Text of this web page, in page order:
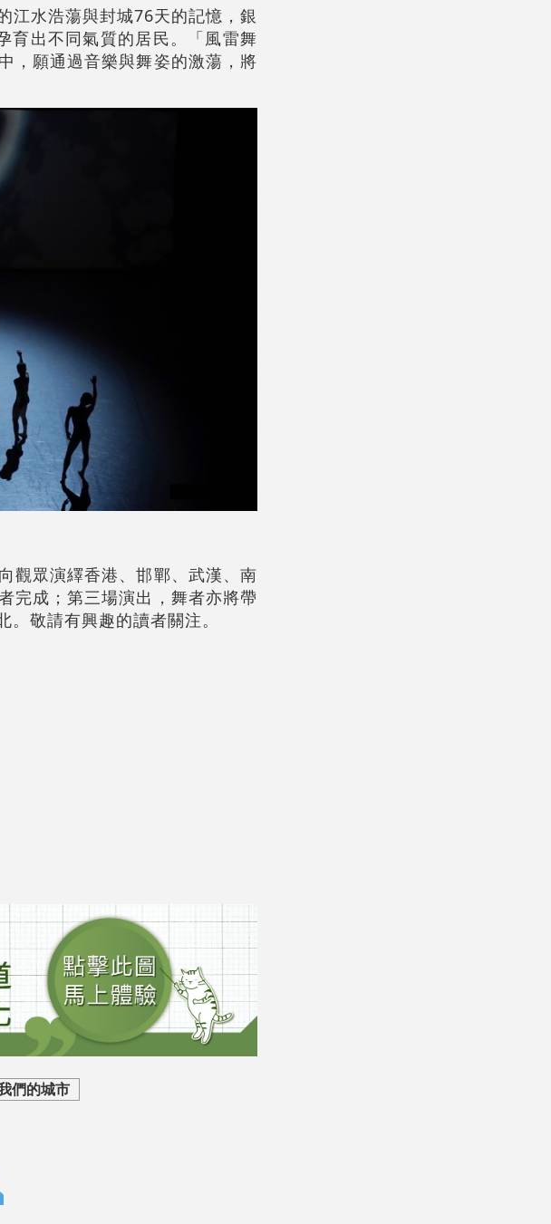
江水浩蕩與封城76天的記憶，銀
育出不同氣質的居民。「風雷舞
，願通過音樂與舞姿的激蕩，將
觀眾演繹香港、邯鄲、武漢、南
完成；第三場演出，舞者亦將帶
敬請有興趣的讀者關注。
們的城市